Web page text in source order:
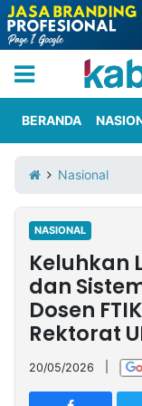
Iklan
Berita
Kami
Nasional
International
Olahraga
Entertainment
Daerah
Pariwisata
Kuliner
Kolom
Network
PT
TREETAN
BERANDA
Nasional
NASIONAL
Keluhkan
dan
Dosen
Rektorat
20/05/2026